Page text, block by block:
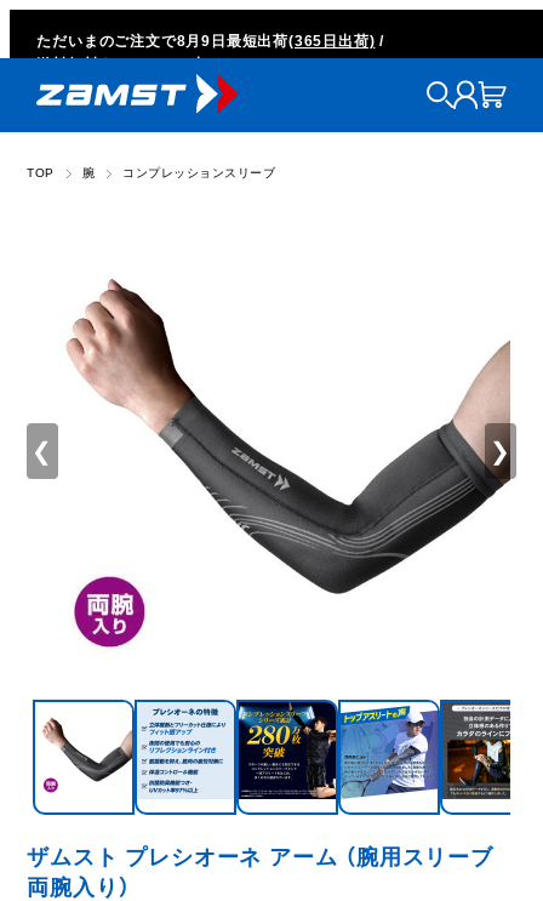
ただいまのご注文で8月9日 最短出荷(365日出荷) /
TOP 腕 コンプレッションスリーブ
❮ ❯
ザムスト プレシオーネ アーム （腕用スリーブ
両腕入り）